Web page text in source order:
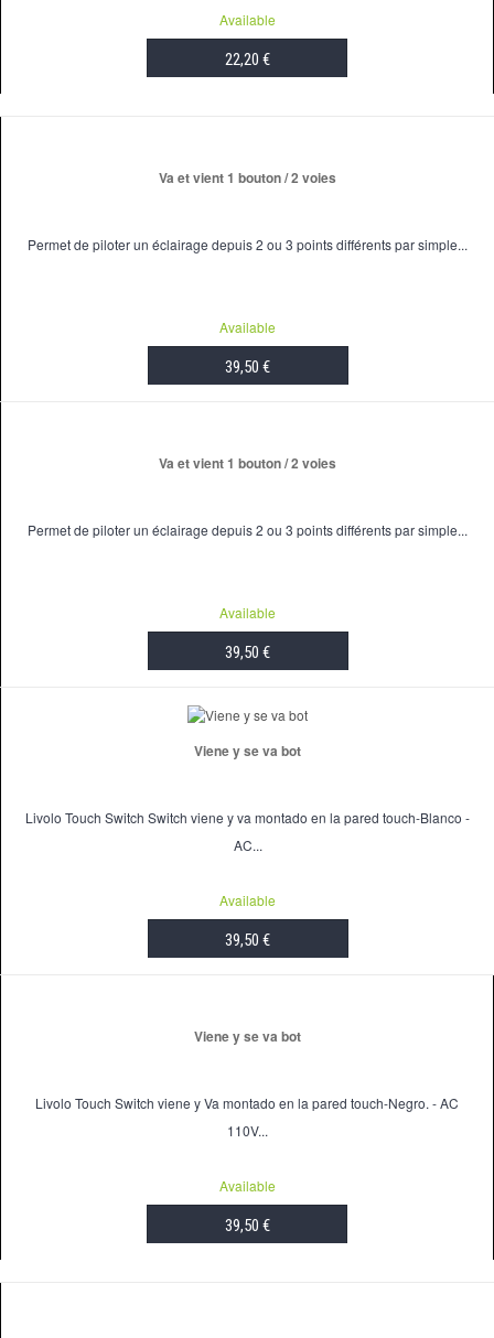
Available
22,20 €
Va et vient 1 bouton / 2 voies
Permet de piloter un éclairage depuis 2 ou 3 points différents par simple...
Available
39,50 €
Va et vient 1 bouton / 2 voies
Permet de piloter un éclairage depuis 2 ou 3 points différents par simple...
Available
39,50 €
Viene y se va bot
Livolo Touch Switch Switch viene y va montado en la pared touch-Blanco -
AC...
Available
39,50 €
Viene y se va bot
Livolo Touch Switch viene y Va montado en la pared touch-Negro. - AC
110V...
Available
39,50 €